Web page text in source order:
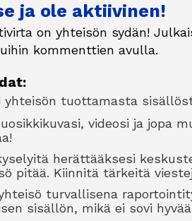
ja ole aktiivinen!
on yhteisön sydän!
kommenttien avulla.
yhteisön tuottamasta
videosi ja jopa
herättääksesi
pitää. Kiinnitä tärkeitä
turvallisena
sisällön, mikä ei sovi